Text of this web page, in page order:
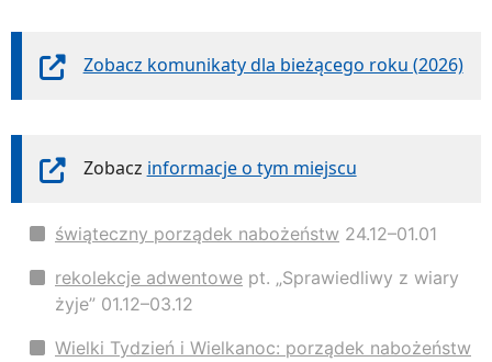
Zobacz komunikaty dla bieżącego roku (2026)
Zobacz informacje o tym miejscu
świąteczny porządek nabożeństw 24.12–01.01
rekolekcje adwentowe pt. „Sprawiedliwy z wiary
żyje” 01.12–03.12
Wielki Tydzień i Wielkanoc: porządek nabożeństw